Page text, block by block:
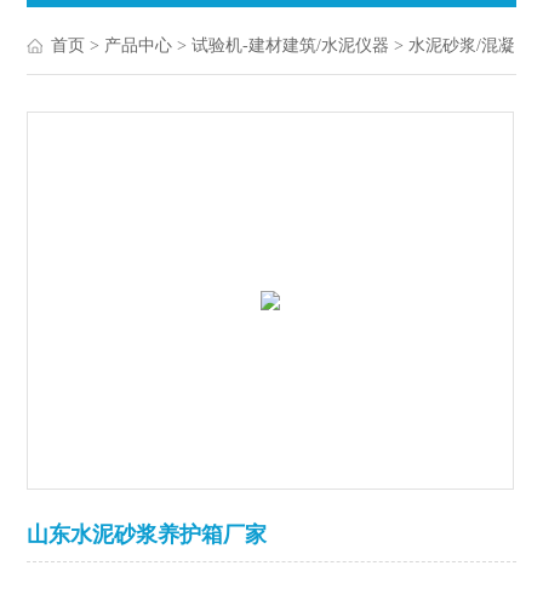
首页 > 产品中心 >试验机-建材建筑/水泥仪器 >水泥砂浆/混凝土/沥青仪器
山东水泥砂浆养护箱厂家